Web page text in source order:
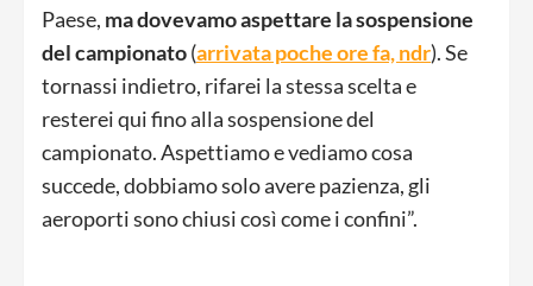
Paese, ma dovevamo aspettare la sospensione
del campionato(arrivata poche ore fa, ndr). Se
tornassi indietro, rifarei la stessa scelta e
resterei qui fino alla sospensione del
campionato. Aspettiamo e vediamo cosa
succede, dobbiamo solo avere pazienza, gli
aeroporti sono chiusi così come i confini”.